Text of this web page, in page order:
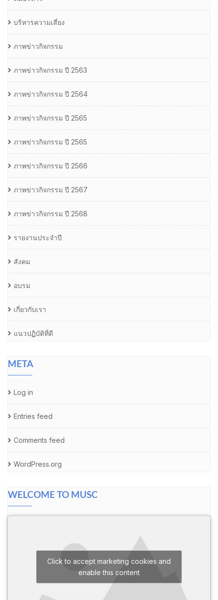
บริหารความเสี่ยง
ภาพข่าวกิจกรรม
ภาพข่าวกิจกรรม ปี 2563
ภาพข่าวกิจกรรม ปี 2564
ภาพข่าวกิจกรรม ปี 2565
ภาพข่าวกิจกรรม ปี 2565
ภาพข่าวกิจกรรม ปี 2566
ภาพข่าวกิจกรรม ปี 2567
ภาพข่าวกิจกรรม ปี 2568
รายงานประจำปี
สังคม
อบรม
เกี่ยวกับเรา
แนวปฏิบัติที่ดี
META
Log in
Entries feed
Comments feed
WordPress.org
WELCOME TO MUSC
Click to accept marketing cookies and
enable this content